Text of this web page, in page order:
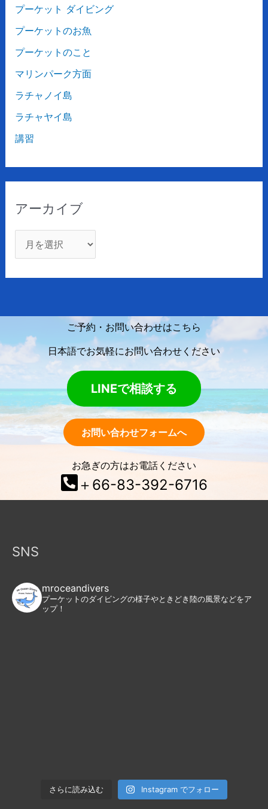
プーケット ダイビング
プーケットのお魚
プーケットのこと
マリンパーク方面
ラチャノイ島
ラチャヤイ島
講習
アーカイブ
ご予約・お問い合わせはこちら
日本語でお気軽にお問い合わせください
LINEで相談する
お問い合わせフォームへ
お急ぎの方はお電話ください
＋66-83-392-6716
SNS
mroceandivers
プーケットのダイビングの様子やときどき陸の風景などをア
ップ！
さらに読み込む Instagram でフォロー